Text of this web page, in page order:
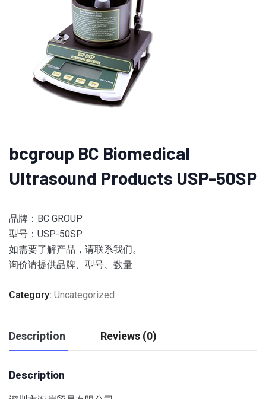
bcgroup BC Biomedical
Ultrasound Products USP-50SP
品牌：BC GROUP
型号：USP-50SP
如需要了解产品，请联系我们。
询价请提供品牌、型号、数量
Category: Uncategorized
Description Reviews (0)
Description